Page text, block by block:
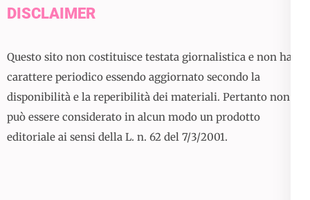
DISCLAIMER
Questo sito non costituisce testata giornalistica e non ha
carattere periodico essendo aggiornato secondo la
disponibilità e la reperibilità dei materiali. Pertanto non
può essere considerato in alcun modo un prodotto
editoriale ai sensi della L. n. 62 del 7/3/2001.